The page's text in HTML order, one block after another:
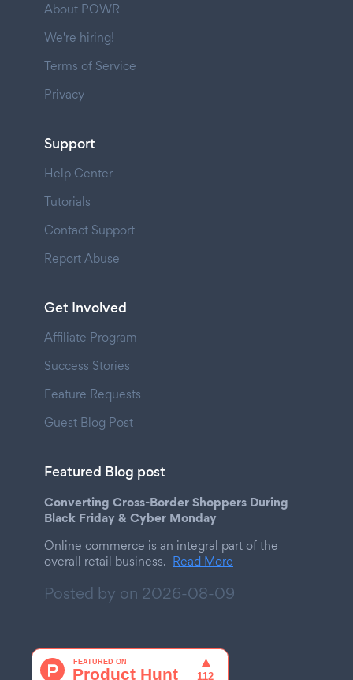
About POWR
We're hiring!
Terms of Service
Privacy
Support
Help Center
Tutorials
Contact Support
Report Abuse
Get Involved
Affiliate Program
Success Stories
Feature Requests
Guest Blog Post
Featured Blog post
Converting Cross-Border Shoppers During
Black Friday & Cyber Monday
Online commerce is an integral part of the
overall retail business. Read More
Posted by on 2026-08-09